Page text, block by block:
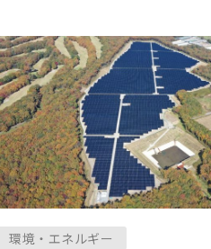
環境・エネルギー